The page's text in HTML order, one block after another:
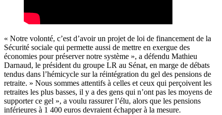
« Notre volonté, c’est d’avoir un projet de loi de financement de la
Sécurité sociale qui permette aussi de mettre en exergue des
économies pour préserver notre système », a défendu Mathieu
Darnaud, le président du groupe LR au Sénat, en marge de débats
tendus dans l’hémicycle sur la réintégration du gel des pensions de
retraite. » Nous sommes attentifs à celles et ceux qui perçoivent les
retraites les plus basses, il y a des gens qui n’ont pas les moyens de
supporter ce gel », a voulu rassurer l’élu, alors que les pensions
inférieures à 1 400 euros devraient échapper à la mesure.